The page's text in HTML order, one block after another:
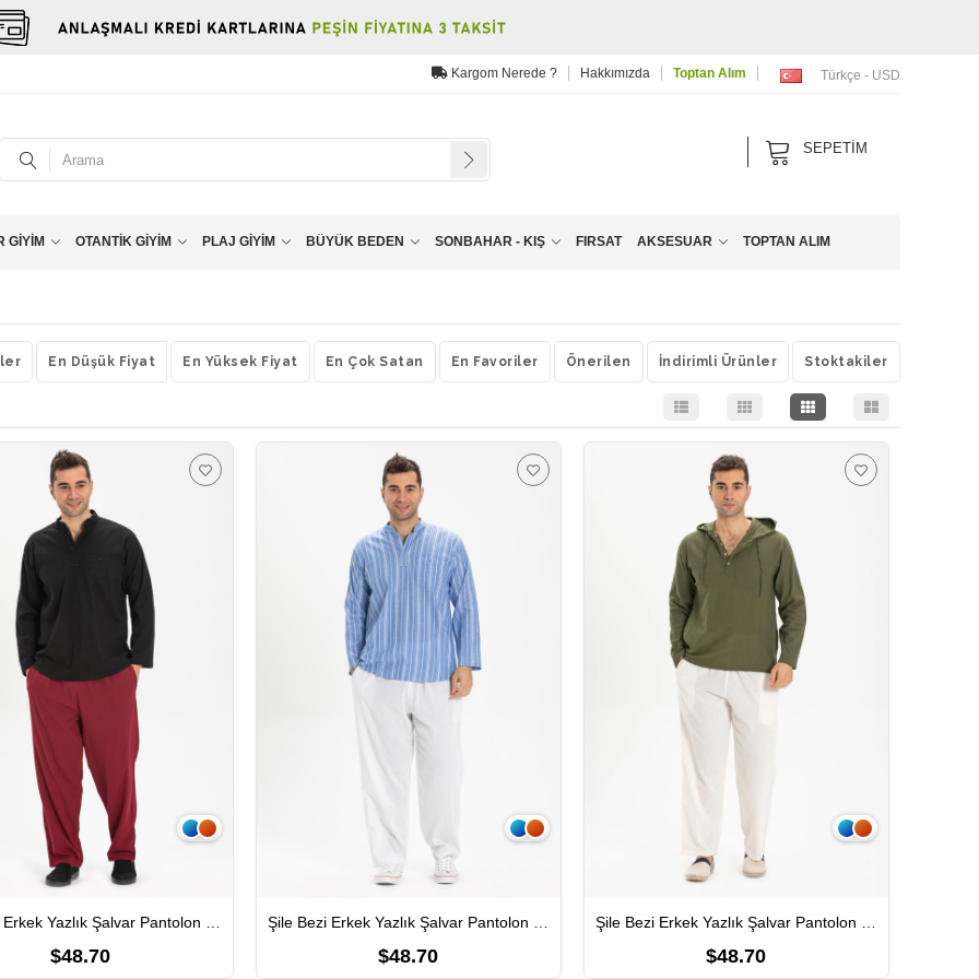
Kargom Nerede ? Hakkımızda Toptan Alım Türkçe - USD
SEPETIM
GIYIM OTANTIK GIYIM PLAJ GIYIM BÜYÜK BEDEN SONBAHAR - KIŞ FIRSAT AKSESUAR TOPTAN ALIM
En Düşük Fiyat En Yüksek Fiyat En Çok Satan En Favoriler Önerilen İndirimli Ürünler Stoktakiler
$48.70 $48.70 $48.70